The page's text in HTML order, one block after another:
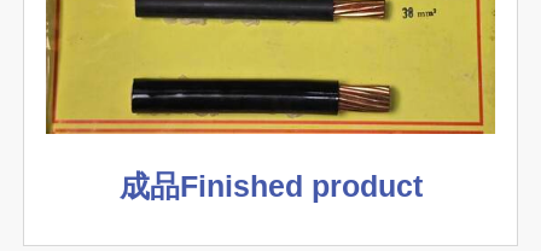
成品Finished product